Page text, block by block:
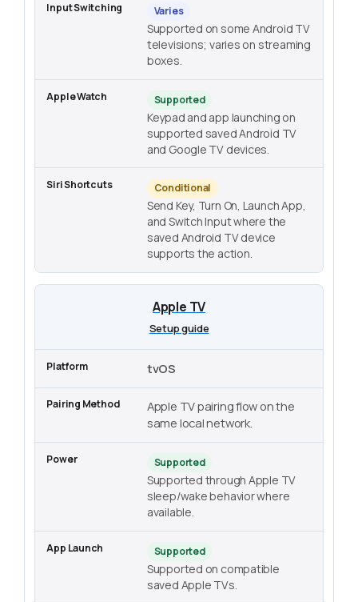
Varies
Supported on some Android TV
televisions; varies on streaming
boxes.
Supported
Keypad and app launching on
supported saved Android TV
and Google TV devices.
Conditional
Send Key, Turn On, Launch App,
and Switch Input where the
saved Android TV device
supports the action.
Apple TV
Setup guide
tvOS
Apple TV pairing flow on the
same local network.
Supported
Supported through Apple TV
sleep/wake behavior where
available.
Supported
Supported on compatible
saved Apple TVs.